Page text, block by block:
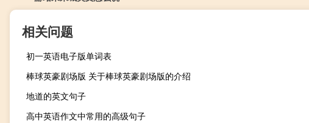
相关问题
初一英语电子版单词表
棒球英豪剧场版 关于棒球英豪剧场版的介绍
地道的英文句子
高中英语作文中常用的高级句子